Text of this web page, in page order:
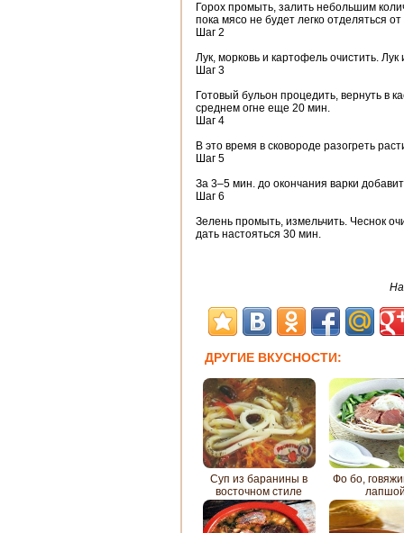
Горох промыть, залить небольшим
пока мясо не будет легко отделяться от
Шаг 2
Лук, морковь и картофель очистить.
Шаг 3
Готовый бульон процедить, вернуть в
среднем огне еще 20 мин.
Шаг 4
В это время в сковороде разогреть
Шаг 5
За 3–5 мин. до окончания варки
Шаг 6
Зелень промыть, измельчить. Чеснок
дать настояться 30 мин.
ДРУГИЕ ВКУСНОСТИ:
Суп из баранины в
восточном стиле
Фо бо,